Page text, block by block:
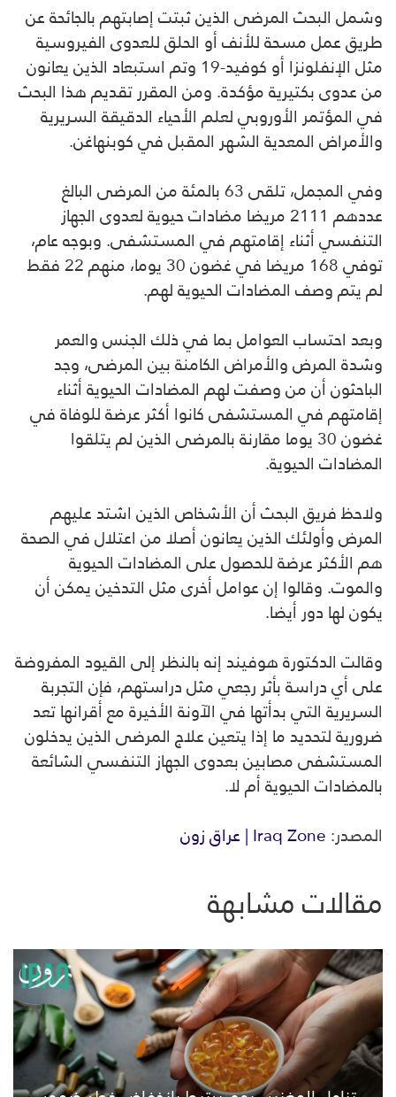
وشمل البحث المرضى الذين ثبتت إصابتهم بالجائحة عن
طريق عمل مسحة للأنف أو الحلق للعدوى الفيروسية
مثل الإنفلونزا أو كوفيد-19 وتم استبعاد الذين يعانون
من عدوى بكتيرية مؤكدة. ومن المقرر تقديم هذا البحث
في المؤتمر الأوروبي لعلم الأحياء الدقيقة السريرية
والأمراض المعدية الشهر المقبل في كوبنهاغن.
وفي المجمل، تلقى 63 بالمئة من المرضى البالغ
عددهم 2111 مريضا مضادات حيوية لعدوى الجهاز
التنفسي أثناء إقامتهم في المستشفى. وبوجه عام،
توفي 168 مريضا في غضون 30 يوما، منهم 22 فقط
لم يتم وصف المضادات الحيوية لهم.
وبعد احتساب العوامل بما في ذلك الجنس والعمر
وشدة المرض والأمراض الكامنة بين المرضى، وجد
الباحثون أن من وصفت لهم المضادات الحيوية أثناء
إقامتهم في المستشفى كانوا أكثر عرضة للوفاة في
غضون 30 يوما مقارنة بالمرضى الذين لم يتلقوا
المضادات الحيوية.
ولاحظ فريق البحث أن الأشخاص الذين اشتد عليهم
المرض وأولئك الذين يعانون أصلا من اعتلال في الصحة
هم الأكثر عرضة للحصول على المضادات الحيوية
والموت. وقالوا إن عوامل أخرى مثل التدخين يمكن أن
يكون لها دور أيضا.
وقالت الدكتورة هوفيند إنه بالنظر إلى القيود المفروضة
على أي دراسة بأثر رجعي مثل دراستهم، فإن التجربة
السريرية التي بدأتها في الآونة الأخيرة مع أقرانها تعد
ضرورية لتحديد ما إذا يتعين علاج المرضى الذين يدخلون
المستشفى مصابين بعدوى الجهاز التنفسي الشائعة
بالمضادات الحيوية أم لا.
المصدر:Iraq Zone | عراق زون
مقالات مشابهة